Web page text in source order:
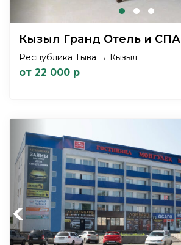
Кызыл Гранд Отель и СПА
Республика Тыва → Кызыл
от 22 000 р
Previous